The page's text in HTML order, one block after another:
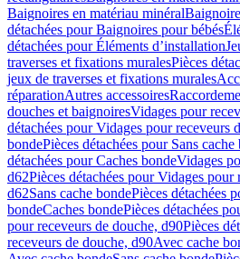
Baignoires en matériau minéral
détachées pour Baignoires pour bébés
détachées pour Éléments d’installation
traverses et fixations muralesPièces
jeux de traverses et fixations murales
réparationAutres accessoires
douches et baignoiresVidages pour
détachées pour Vidages pour receveurs
bondePièces détachées pour Sans cache
détachées pour Caches bondeVidages
d62Pièces détachées pour Vidages pour
d62Sans cache bondePièces détachées
bondeCaches bondePièces détachées
pour receveurs de douche, d90Pièces
receveurs de douche, d90Avec cache